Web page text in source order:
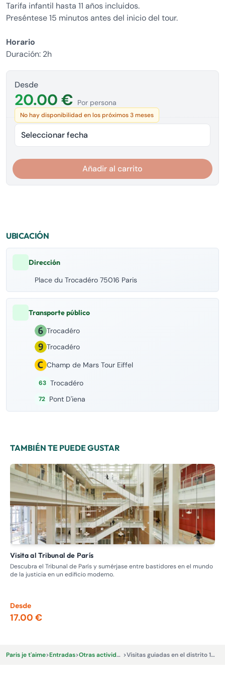
Tarifa infantil hasta 11 años incluidos.
Preséntese 15 minutos antes del inicio del tour.
Horario
Duración: 2h
Desde
20.00 € Por persona
No hay disponibilidad en los próximos 3 meses
Seleccionar fecha
Añadir al carrito
UBICACIÓN
Dirección
Place du Trocadéro 75016 Paris
Transporte público
Trocadéro
Trocadéro
Champ de Mars Tour Eiffel
63 Trocadéro
72 Pont D'iena
TAMBIÉN TE PUEDE GUSTAR
Visita al Tribunal de París
Descubra el Tribunal de París y sumérjase entre bastidores en el mundo
de la justicia en un edificio moderno.
Desde
17.00 €
Paris je t'aime>Entradas> Otras actividades y experiencias. > Visitas guiadas en el distrito 16, Art Nouveau y Art Déco - Le Vrai Paris